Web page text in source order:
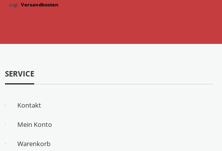
zzgl. Versandkosten
SERVICE
Kontakt
Mein Konto
Warenkorb